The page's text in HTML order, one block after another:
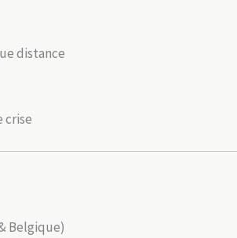
distance
crise
Belgique)